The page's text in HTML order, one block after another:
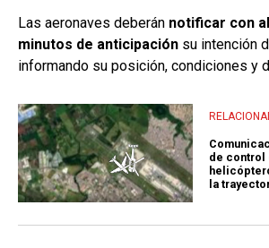
Las aeronaves deberán notificar con
minutos de anticipación su intención
informando su posición, condiciones y
de control
la